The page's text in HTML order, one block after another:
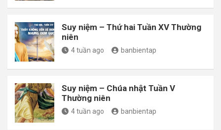
Suy niệm – Thứ hai Tuần XV Thường
niên
4 tuần ago banbientap
Suy niệm – Chúa nhật Tuần V
Thường niên
4 tuần ago banbientap